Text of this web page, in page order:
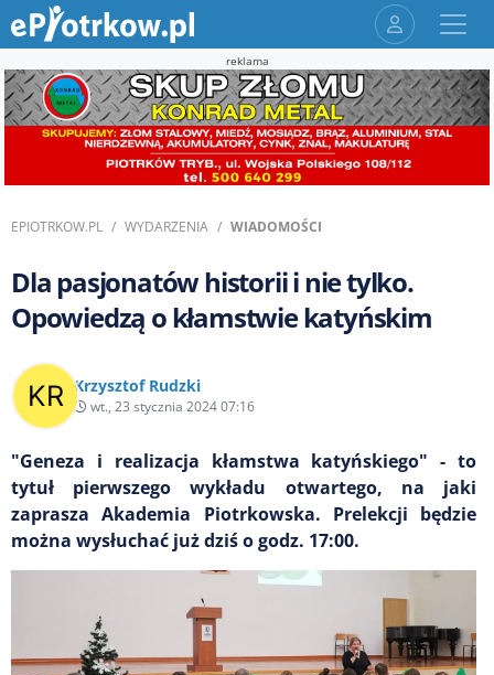
reklama
EPIOTRKOW.PL WYDARZENIA WIADOMOŚCI
Dla pasjonatów historii i nie tylko.
Opowiedzą o kłamstwie katyńskim
Krzysztof Rudzki
wt., 23 stycznia 2024 07:16
"Geneza i realizacja kłamstwa katyńskiego" - to
tytuł pierwszego wykładu otwartego, na jaki
zaprasza Akademia Piotrkowska. Prelekcji będzie
można wysłuchać już dziś o godz. 17:00.